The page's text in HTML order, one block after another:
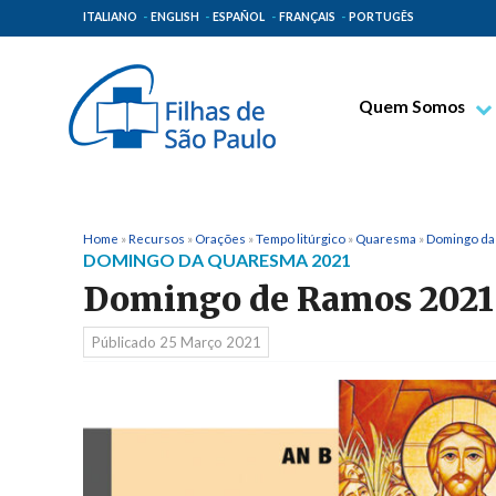
ITALIANO ENGLISH ESPAÑOL FRANÇAIS PORTUGÊS
Quem Somos
Lugares de Origem
Família Paulina
Home »Recursos » Orações »Tempo litúrgico » Quaresma »Domingo
DOMINGO DA QUARESMA 2021
Domingo de Ramos 2021
Públicado 25 Março 2021